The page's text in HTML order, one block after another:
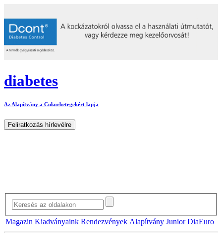
diabetes
Az Alapítvány a Cukorbetegekért lapja
Magazin Kiadványaink Rendezvények Alapítvány Junior DiaEuro